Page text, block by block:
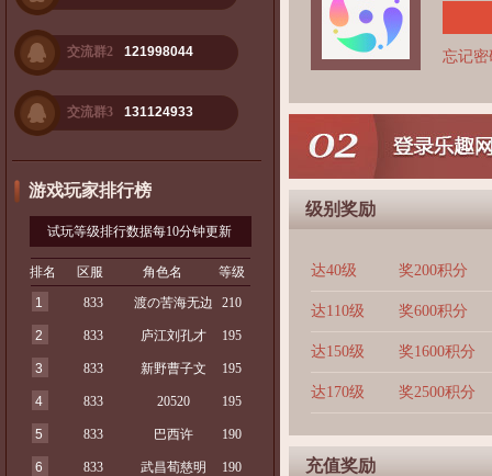
交流群2 121998044
交流群3 131124933
游戏玩家排行榜
试玩等级排行数据每10分钟更新
排名 区服 角色名
等级
1
833 渡の苦海无边 210
2 833 庐江刘孔才 195
3 833 新野曹子文 195
4 833 20520 195
5 833 巴西许 190
6 833 武昌荀慈明 190
忘记密
级别奖励
达40级 奖200积分
达110级 奖600积分
达150级 奖1600积分
达170级 奖2500积分
充值奖励